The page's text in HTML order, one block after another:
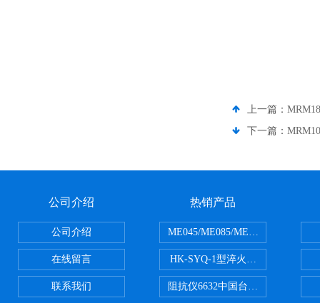
上一篇：
下一篇：
公司介绍
公司介绍
在线留言
联系我们
热销产品
ME045/ME085/ME150ME系列
HK-SYQ-1型淬火介质冷却性能测
阻抗仪6632中国台湾益和